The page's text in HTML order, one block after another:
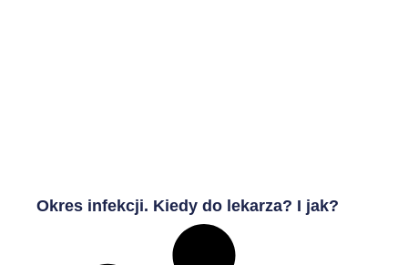
Okres infekcji. Kiedy do lekarza? I jak?